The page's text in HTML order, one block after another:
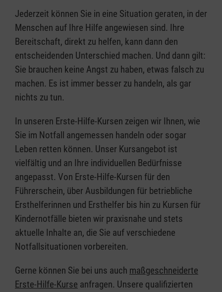
Jederzeit können Sie in eine Situation geraten, in der
Menschen auf Ihre Hilfe angewiesen sind. Ihre
Bereitschaft, direkt zu helfen, kann dann den
entscheidenden Unterschied machen. Und dann gilt:
Sie brauchen keine Angst zu haben, etwas falsch zu
machen. Es ist immer besser zu handeln, als gar
nichts zu tun.
In unseren Erste-Hilfe-Kursen zeigen wir Ihnen, wie
Sie im Notfall angemessen handeln oder sogar
Leben retten können. Unser Kursangebot ist
vielfältig und an Ihre individuellen Bedürfnisse
angepasst. Von Erste-Hilfe-Kursen für den
Führerschein, über Ausbildungen für betriebliche
Ersthelferinnen und Ersthelfer bis hin zu Kursen für
Kindernotfälle bieten wir praxisnahe und stets
aktuelle Inhalte an, die Sie auf verschiedene
Notfallsituationen vorbereiten.
Gerne können Sie bei uns auch maßgeschneiderte
Erste-Hilfe-Kurse anfragen. Unsere qualifizierten